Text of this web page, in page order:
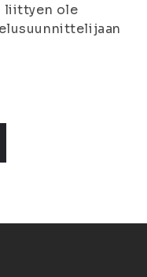
liittyen ole